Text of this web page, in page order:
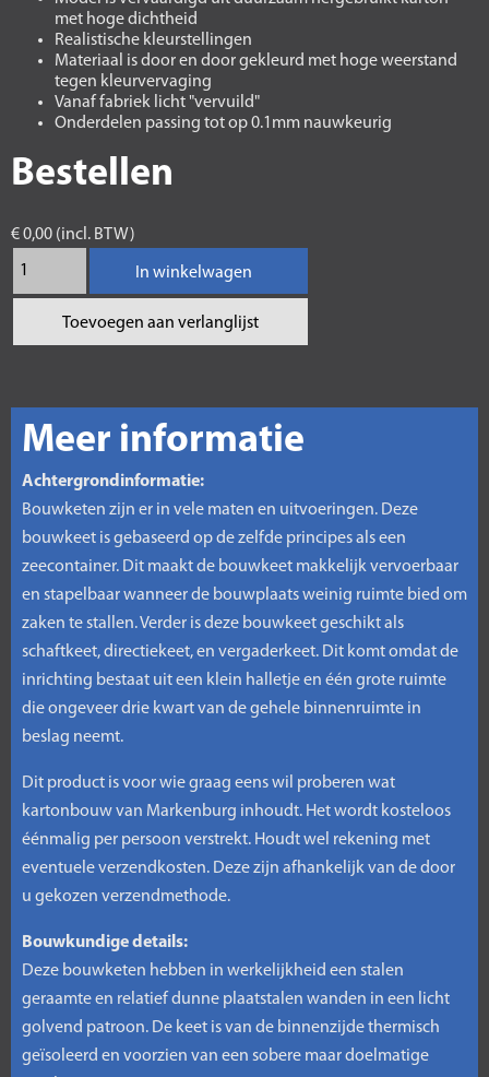
met hoge dichtheid
Realistische kleurstellingen
Materiaal is door en door gekleurd met hoge weerstand
tegen kleurvervaging
Vanaf fabriek licht "vervuild"
Onderdelen passing tot op 0.1mm nauwkeurig
Bestellen
€ 0,00 (incl. BTW)
In winkelwagen
Toevoegen aan verlanglijst
Meer informatie
Achtergrondinformatie:
Bouwketen zijn er in vele maten en uitvoeringen. Deze
bouwkeet is gebaseerd op de zelfde principes als een
zeecontainer. Dit maakt de bouwkeet makkelijk vervoerbaar
en stapelbaar wanneer de bouwplaats weinig ruimte bied om
zaken te stallen. Verder is deze bouwkeet geschikt als
schaftkeet, directiekeet, en vergaderkeet. Dit komt omdat de
inrichting bestaat uit een klein halletje en één grote ruimte
die ongeveer drie kwart van de gehele binnenruimte in
beslag neemt.
Dit product is voor wie graag eens wil proberen wat
kartonbouw van Markenburg inhoudt. Het wordt kosteloos
éénmalig per persoon verstrekt. Houdt wel rekening met
eventuele verzendkosten. Deze zijn afhankelijk van de door
u gekozen verzendmethode.
Bouwkundige details:
Deze bouwketen hebben in werkelijkheid een stalen
geraamte en relatief dunne plaatstalen wanden in een licht
golvend patroon. De keet is van de binnenzijde thermisch
geïsoleerd en voorzien van een sobere maar doelmatige